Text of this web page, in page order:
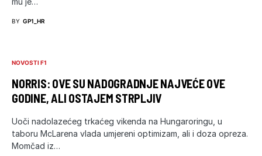
BY GP1_HR
NOVOSTI F1
NORRIS: OVE SU NADOGRADNJE NAJVEĆE OVE
GODINE, ALI OSTAJEM STRPLJIV
Uoči nadolazećeg trkaćeg vikenda na Hungaroringu, u
taboru McLarena vlada umjereni optimizam, ali i doza opreza.
Momčad iz…